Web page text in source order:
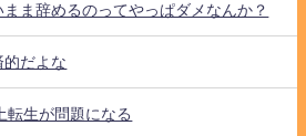
ま辞めるのってやっぱダメなんか？
的だよな
転生が問題になる